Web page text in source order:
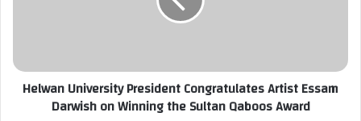
Winning
the
Helwan University President Congratulates Artist Essam
Darwish on Winning the Sultan Qaboos Award